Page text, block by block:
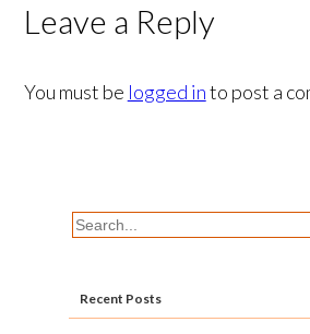
Leave a Reply
You must be logged into post a
Recent Posts